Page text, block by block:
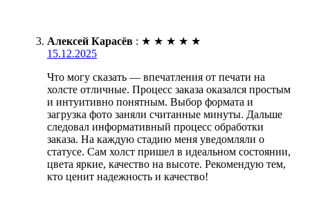
Алексей Карасёв : ★ ★ ★ ★ ★
15.12.2025
Что могу сказать — впечатления от печати на
холсте отличные. Процесс заказа оказался простым
и интуитивно понятным. Выбор формата и
загрузка фото заняли считанные минуты. Дальше
следовал информативный процесс обработки
заказа. На каждую стадию меня уведомляли о
статусе. Сам холст пришел в идеальном состоянии,
цвета яркие, качество на высоте. Рекомендую тем,
кто ценит надежность и качество!